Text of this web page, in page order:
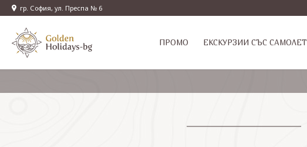
гр. София, ул. Преспа № 6
ПРОМО EКСКУРЗИИ СЪС САМОЛЕТ